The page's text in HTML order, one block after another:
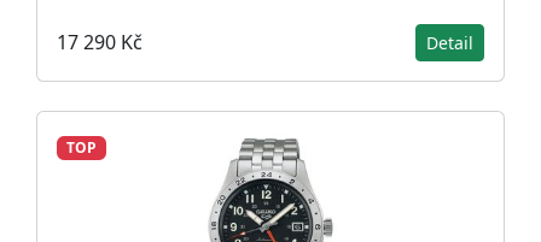
17 290 Kč Detail
TOP